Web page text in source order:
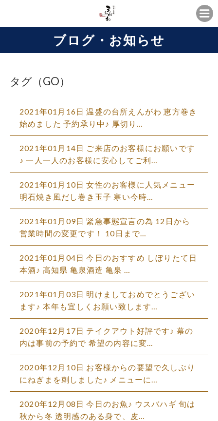
ブログ・お知らせ
タグ（GO）
2021年01月16日 温盛の台所えんがわ 恵方巻き
始めました 予約承り中♪ 厚切り…
2021年01月14日 ご来店のお客様にお願いです
♪ 一人一人のお客様に安心してご利…
2021年01月10日 女性のお客様に人気メニュー
明石焼き風だし巻き玉子 寒い今時…
2021年01月09日 緊急事態宣言の為 12日から
営業時間の変更です！ 10日まで…
2021年01月04日 今日のおすすめ しぼりたて日
本酒♪ 高知県 亀泉酒造 亀泉 …
2021年01月03日 明けましておめでとうござい
ます♪ 本年も宜しくお願い致します…
2020年12月17日 テイクアウト好評です♪ 幕の
内は事前の予約で 希望の内容に変…
2020年12月10日 お客様からの要望で久しぶり
にねぎまを刺しました♪ メニューに…
2020年12月08日 今日のお魚♪ ウスバハギ 旬は
秋から冬 透明感のある身で、皮…